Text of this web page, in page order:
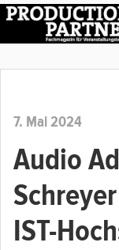
7. Mai 2024
Audio
IST-